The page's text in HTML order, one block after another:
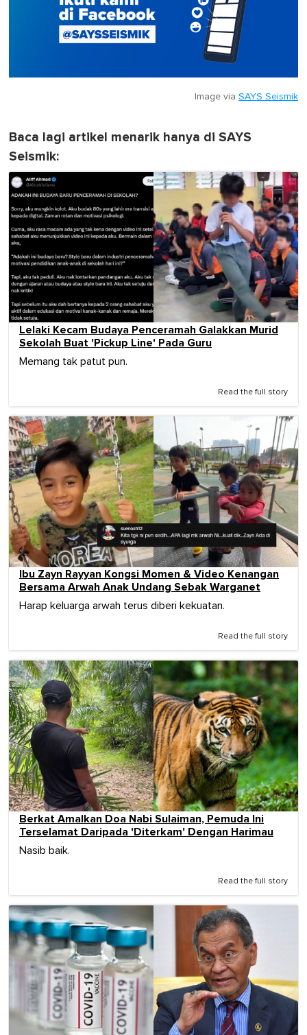
Image via SAYS Seismik
Baca lagi artikel menarik hanya di SAYS
Seismik:
Lelaki Kecam Budaya Penceramah Galakkan Murid
Sekolah Buat 'Pickup Line' Pada Guru
Memang tak patut pun.
Read the full story
Ibu Zayn Rayyan Kongsi Momen & Video Kenangan
Bersama Arwah Anak Undang Sebak Warganet
Harap keluarga arwah terus diberi kekuatan.
Read the full story
Berkat Amalkan Doa Nabi Sulaiman, Pemuda Ini
Terselamat Daripada 'Diterkam' Dengan Harimau
Nasib baik.
Read the full story